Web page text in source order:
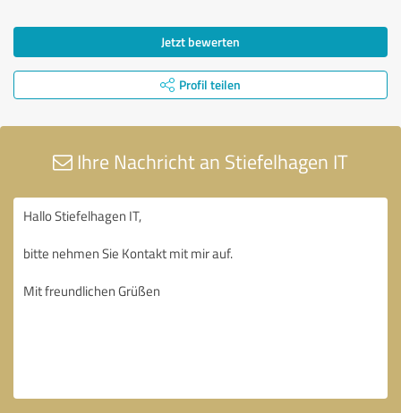
Jetzt bewerten
Profil teilen
Ihre Nachricht an Stiefelhagen IT